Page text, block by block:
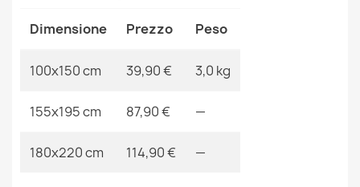
pelle maro bianca
39,90 €
Dimensione Prezzo Peso
100x150 cm 39,90 € 3,0 kg
155x195 cm 87,90 € —
180x220 cm 114,90 € —